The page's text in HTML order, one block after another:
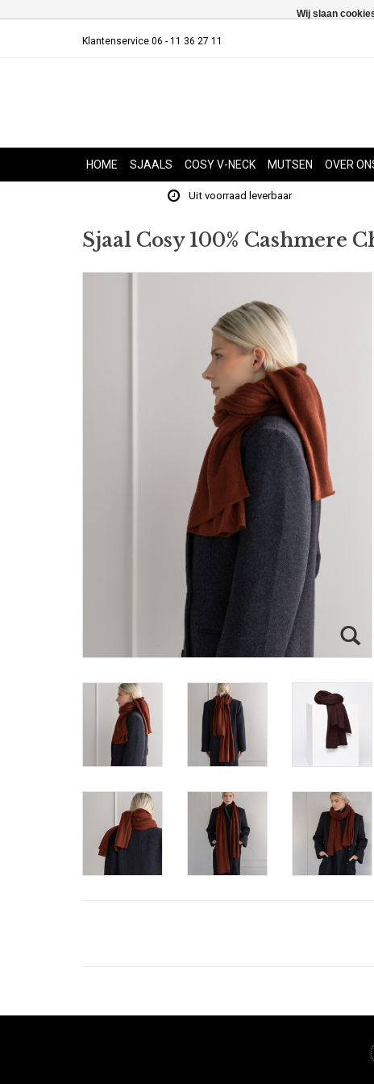
Klantenservice 06 - 11 36 27 11
HOME SJAALS COSY V-NECK MUTSEN OVER
Uit voorraad leverbaar
Sjaal Cosy 100% Cashmere
Wij slaan